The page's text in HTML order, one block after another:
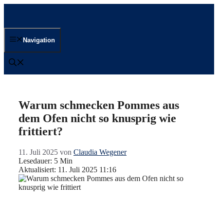
Navigation
Warum schmecken Pommes aus
dem Ofen nicht so knusprig wie
frittiert?
11. Juli 2025 von Claudia Wegener
Lesedauer: 5 Min
Aktualisiert: 11. Juli 2025 11:16